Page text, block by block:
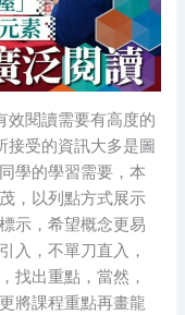
效閱讀需要有高度的
接受的資訊大多是圖
學的學習需要，本
，以列點方式展示
示，希望概念更易
入，不單刀直入，
找出重點，當然，
將課程重點再畫龍